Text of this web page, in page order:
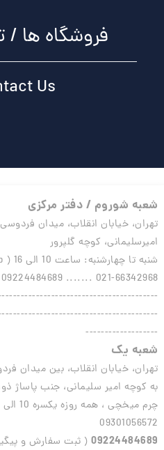
فروشگاه ها /
Us
شعبه شوروم / دفتر مرکزی
تهران، خیابان انقلاب، میدان
امیرسلیمانی، کوچه گلپرور
شنبه تا چهارشنبه: ساعت 10 الی 16 ( Snapp Pay! + Off Vip )
021-66342968 ....... 09224484689
-------------------
شعبه یک
تهران، خیابان انقلاب، بین میدان
چرم میخچی ، همه روزه یکسره 10 الی 22
09301056572
09224484689( ثبت سفارش و